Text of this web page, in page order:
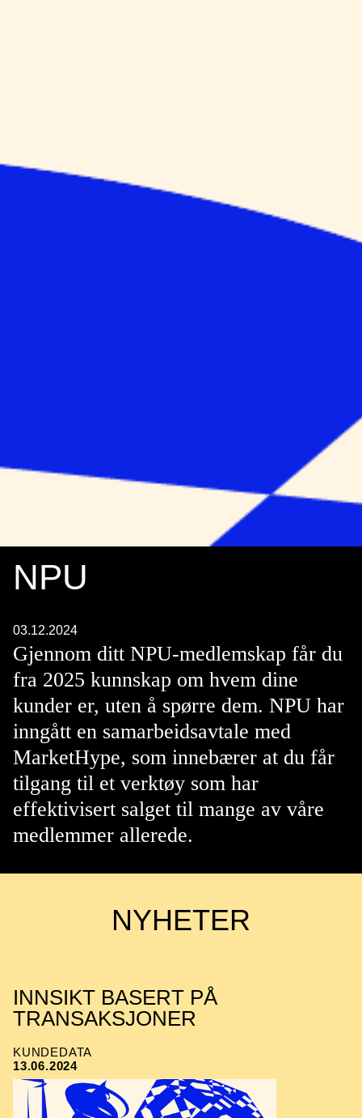
NPU
03.12.2024
Gjennom ditt NPU-medlemskap får du
fra 2025 kunnskap om hvem dine
kunder er, uten å spørre dem. NPU har
inngått en samarbeidsavtale med
MarketHype, som innebærer at du får
tilgang til et verktøy som har
effektivisert salget til mange av våre
medlemmer allerede.
NYHETER
INNSIKT BASERT PÅ
TRANSAKSJONER
KUNDEDATA
13.06.2024